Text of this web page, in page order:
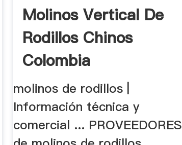
Molinos Vertical De
Rodillos Chinos
Colombia
molinos de rodillos |
Información técnica y
comercial ... PROVEEDORES